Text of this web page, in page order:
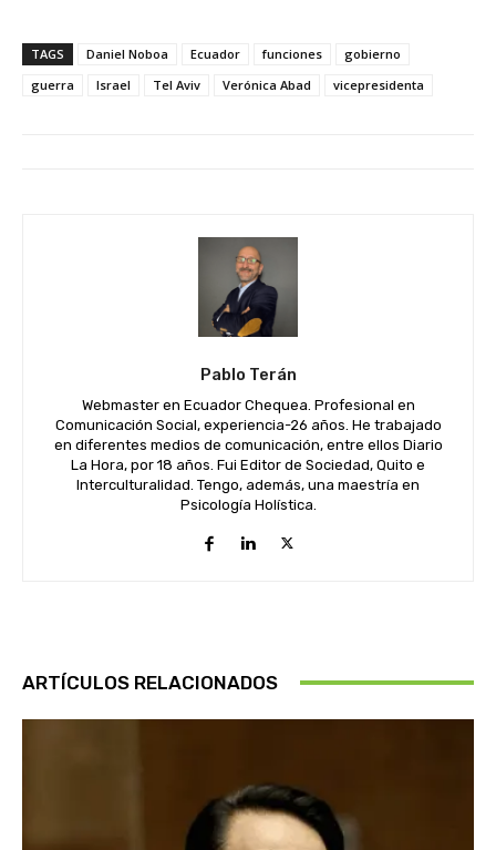
TAGS Daniel Noboa Ecuador funciones
gobierno
guerra
Israel Tel Aviv Verónica Abad vicepresidenta
Pablo Terán
Webmaster en Ecuador Chequea. Profesional en
Comunicación Social, experiencia-26 años. He trabajado
en diferentes medios de comunicación, entre ellos Diario
La Hora, por 18 años. Fui Editor de Sociedad, Quito e
Interculturalidad. Tengo, además, una maestría en
Psicología Holística.
ARTÍCULOS RELACIONADOS